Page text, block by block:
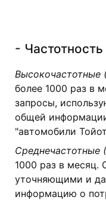
- Частотность
Высокочастотные
более 1000 раз в
запросы,
общей
"автомобили
Среднечастотные
1000 раз в месяц.
уточняющими и
информацию о